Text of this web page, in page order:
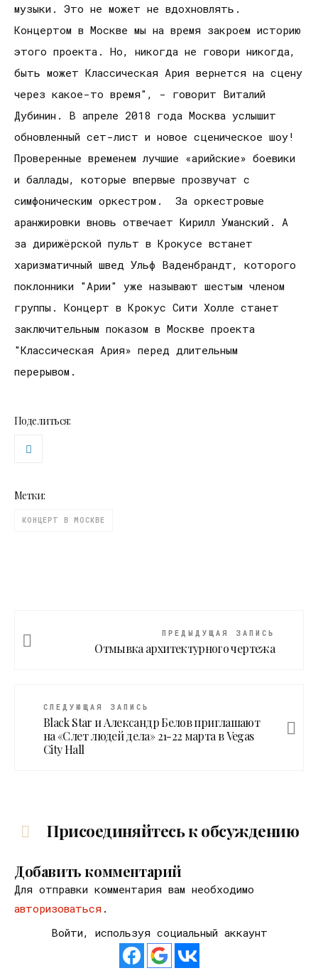
музыки. Это не может не вдохновлять.
Концертом в Москве мы на время закроем историю
этого проекта. Но, никогда не говори никогда,
быть может Классическая Ария вернется на сцену
через какое-то время", - говорит Виталий
Дубинин. В апреле 2018 года Москва услышит
обновленный сет-лист и новое сценическое шоу!
Проверенные временем лучшие «арийские» боевики
и баллады, которые впервые прозвучат с
симфоническим оркестром. За оркестровые
аранжировки вновь отвечает Кирилл Уманский. А
за дирижёрской пульт в Крокусе встанет
харизматичный швед Ульф Ваденбрандт, которого
поклонники "Арии" уже называют шестым членом
группы. Концерт в Крокус Сити Холле станет
заключительным показом в Москве проекта
"Классическая Ария» перед длительным
перерывом.
Поделиться:
Метки:
КОНЦЕРТ В МОСКВЕ
ПРЕДЫДУЩАЯ ЗАПИСЬ
Отмывка архитектурного чертежа
СЛЕДУЮЩАЯ ЗАПИСЬ
Black Star и Александр Белов приглашают
на «Слет людей дела» 21-22 марта в Vegas
Сity Hall
Присоединяйтесь к обсуждению
Добавить комментарий
Для отправки комментария вам необходимо
авторизоваться .
Войти, используя социальный аккаунт